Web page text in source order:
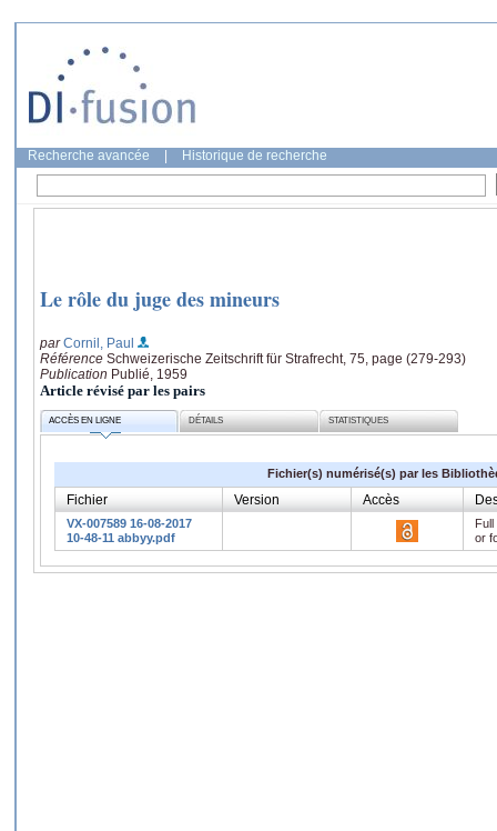
Recherche avancée Historique de recherche
Le rôle du juge des mineurs
parCornil, Paul
Référence Schweizerische Zeitschrift für Strafrecht, 75, page (279-293)
Publication Publié, 1959
Article révisé par les pairs
ACCÈS EN LIGNE DÉTAILS STATISTIQUES
Fichier(s) numérisé(s) par les
Fichier Version Accès
VX-007589 16-08-2017
10-48-11 abbyy.pdf
or